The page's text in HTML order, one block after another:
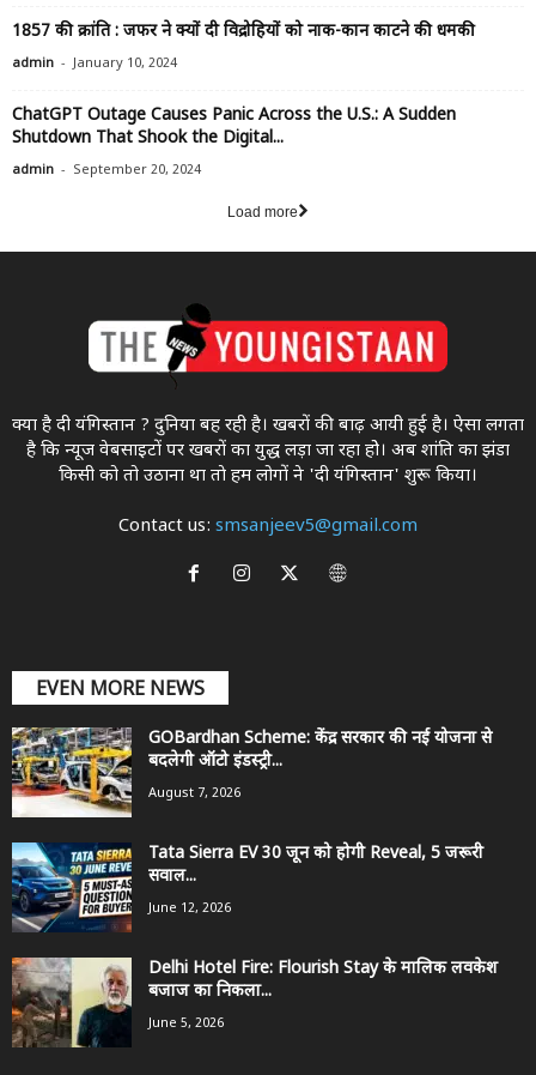
1857 की क्रांति : जफर ने क्यों दी विद्रोहियों को नाक-कान काटने की धमकी
admin - January 10, 2024
ChatGPT Outage Causes Panic Across the U.S.: A Sudden
Shutdown That Shook the Digital...
admin - September 20, 2024
Load more
क्या है दी यंगिस्तान ? दुनिया बह रही है। खबरों की बाढ़ आयी हुई है। ऐसा लगता
है कि न्यूज वेबसाइटों पर खबरों का युद्ध लड़ा जा रहा होे। अब शांति का झंडा
किसी को तो उठाना था ताे हम लोगों ने 'दी यंगिस्तान' शुरू किया।
Contact us: smsanjeev5@gmail.com
EVEN MORE NEWS
GOBardhan Scheme: केंद्र सरकार की नई योजना से
बदलेगी ऑटो इंडस्ट्री...
August 7, 2026
Tata Sierra EV 30 जून को होगी Reveal, 5 जरूरी
सवाल...
June 12, 2026
Delhi Hotel Fire: Flourish Stay के मालिक लवकेश
बजाज का निकला...
June 5, 2026